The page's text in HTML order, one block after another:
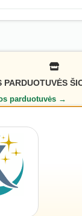
PARDUOTUVĖS
parduotuvės →